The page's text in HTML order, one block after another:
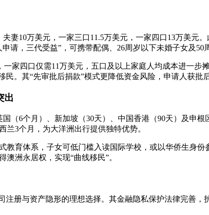
妻10万美元，一家三口11.5万美元，一家四口13万美元
请，三代受益”，可携带配偶、26周岁以下未婚子女及50
家四口仅需11万美元，五口及以上家庭人均成本进一步
。其“先审批后捐款”模式更降低资金风险，申请人获批
出
（6个月）、新加坡（30天）、中国香港（90天）及申
3个月，为大洋洲出行提供独特优势。
育体系，子女可低门槛入读国际学校，或以华侨生身
洲永居权，实现“曲线移民”。
册与资产隐形的理想选择。其金融隐私保护法律完善